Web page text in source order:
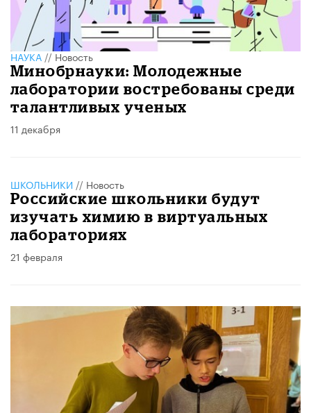
НАУКА//Новость
Минобрнауки: Молодежные
лаборатории востребованы среди
талантливых ученых
11 декабря
ШКОЛЬНИКИ // Новость
Российские школьники будут
изучать химию в виртуальных
лабораториях
21 февраля